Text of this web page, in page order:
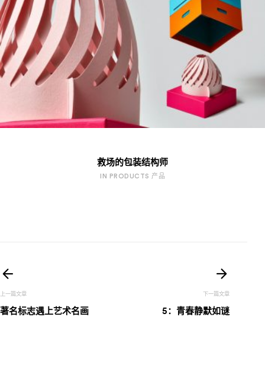
救场的包装结构师
IN PRODUCTS 产品
著名标志遇上艺术名画 5：青春静默如谜